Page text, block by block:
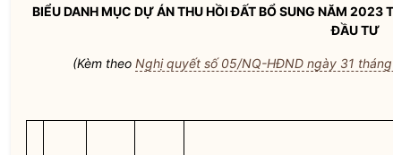
BIỂU DANH MỤC DỰ ÁN THU HỒI ĐẤT BỔ SUNG NĂM 2023
ĐẦU TƯ
(Kèm theo Nghị quyết số 05/NQ-HĐND ngày 31